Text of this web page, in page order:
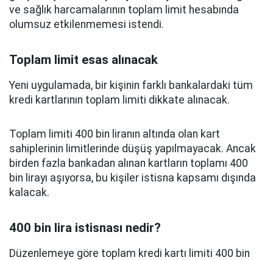
ve sağlık harcamalarının toplam limit hesabında
olumsuz etkilenmemesi istendi.
Toplam limit esas alınacak
Yeni uygulamada, bir kişinin farklı bankalardaki tüm
kredi kartlarının toplam limiti dikkate alınacak.
Toplam limiti 400 bin liranın altında olan kart
sahiplerinin limitlerinde düşüş yapılmayacak. Ancak
birden fazla bankadan alınan kartların toplamı 400
bin lirayı aşıyorsa, bu kişiler istisna kapsamı dışında
kalacak.
400 bin lira istisnası nedir?
Düzenlemeye göre toplam kredi kartı limiti 400 bin